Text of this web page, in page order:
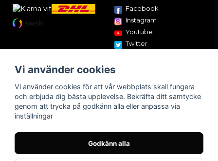
Facebook
Instagram
Youtube
Twitter
Vi använder cookies
Vi använder cookies för att vår webbplats skall fungera
och erbjuda dig bästa upplevelse. Bekräfta ditt samtycke
genom att trycka på godkänn alla eller anpassa via
inställningar
Godkänn alla